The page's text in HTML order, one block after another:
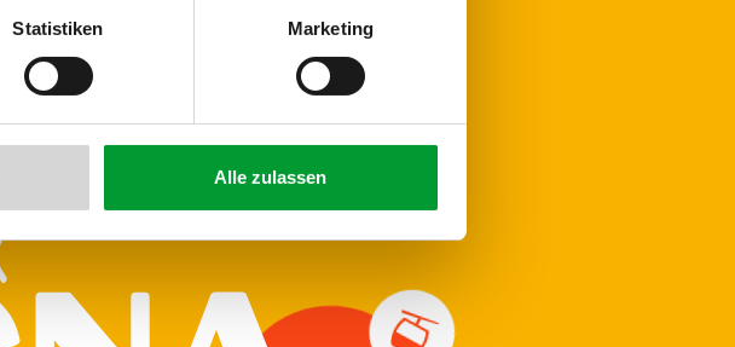
Statistiken Marketing
Alle zulassen